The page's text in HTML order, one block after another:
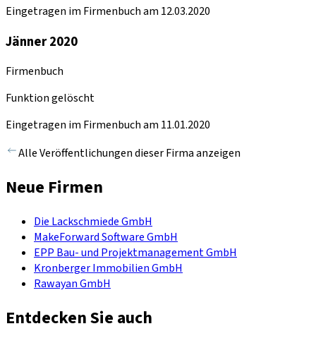
Eingetragen im Firmenbuch am 12.03.2020
Jänner 2020
Firmenbuch
Funktion gelöscht
Eingetragen im Firmenbuch am 11.01.2020
Alle Veröffentlichungen dieser Firma anzeigen
Neue Firmen
Die Lackschmiede GmbH
MakeForward Software GmbH
EPP Bau- und Projektmanagement GmbH
Kronberger Immobilien GmbH
Rawayan GmbH
Entdecken Sie auch